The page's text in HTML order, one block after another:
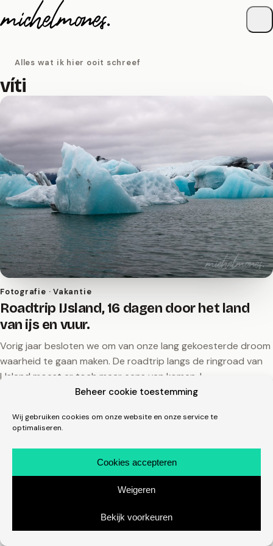
Beheer cookie toestemming
Wij gebruiken cookies om onze website en onze service te
optimaliseren.
Cookies accepteren
Weigeren
Bekijk voorkeuren
Naar de inhoud
Alles wat ik hier ooit schreef
víti
Fotografie · Vakantie
Roadtrip IJsland, 16 dagen door het land
van ijs en vuur.
Vorig jaar besloten we om van onze lang gekoesterde droom
waarheid te gaan maken. De roadtrip langs de ringroad van
IJsland moest er toch maar eens van komen. I…